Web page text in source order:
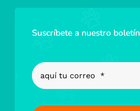
Suscríbete a nuestro boletín